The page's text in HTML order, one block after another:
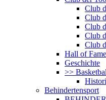
Club
Club
Club
Club
Club
Hall of
Geschichte
>>
Behindertensport